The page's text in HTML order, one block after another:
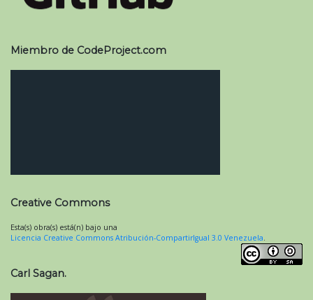
Miembro de CodeProject.com
Creative Commons
Esta(s) obra(s) está(n) bajo una
Licencia Creative Commons Atribución-CompartirIgual 3.0 Venezuela
Carl Sagan.